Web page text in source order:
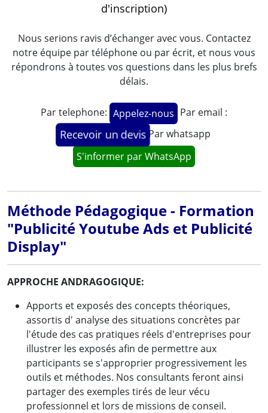
d'inscription)
Nous serions ravis d’échanger avec vous. Contactez
notre équipe par téléphone ou par écrit, et nous vous
répondrons à toutes vos questions dans les plus brefs
délais.
Par telephone: Appelez-nous Par email :
Recevoir un devis Par whatsapp
S'informer par WhatsApp
Méthode Pédagogique - Formation
"Publicité Youtube Ads et Publicité
Display"
APPROCHE ANDRAGOGIQUE:
Apports et exposés des concepts théoriques,
assortis d' analyse des situations concrètes par
l'étude des cas pratiques réels d'entreprises pour
illustrer les exposés afin de permettre aux
participants se s'approprier progressivement les
outils et méthodes. Nos consultants feront ainsi
partager des exemples tirés de leur vécu
professionnel et lors de missions de conseil.